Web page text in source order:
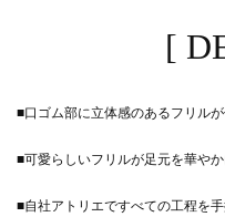
[
■口ゴム部に立体感のあるフリル
■可愛らしいフリルが足元を華やか
■自社アトリエですべての工程を